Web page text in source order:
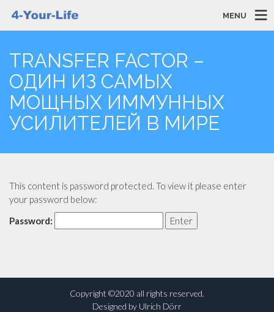
MENU
TRANSFER FACTOR –
ОДИН ИЗ САМЫХ
МОЩНЫХ ИММУННЫХ
УСИЛИТЕЛЕЙ В МИРЕ
This content is password protected. To view it please enter
your password below:
Password:
Copyright ©2020 all rights reserved.
Designed by Ulrich Dörr